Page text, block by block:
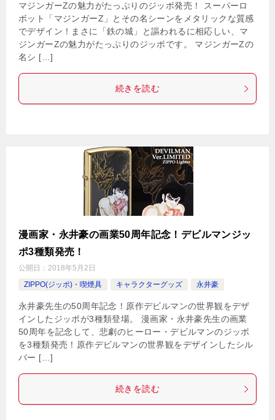
マジンガーZの魅力がたっぷりのジッポ発売！ スーパーロ
ボット「マジンガーZ」とその名シーンをメタリックな質感
でデザイン！まさに「鉄の城」と謳われるに相応しい、マ
ジンガーZの魅力がたっぷりのジッポです。 マジンガーZの
名シ […]
続きを読む
漫画家・永井豪の画業50周年記念！デビルマンジッ
ポ3種類発売！
公開日： 2018年5月2日
ZIPPO(ジッポ)・喫煙具
キャラクターグッズ 永井豪
永井豪先生の50周年記念！原作デビルマンの世界観をデザ
インしたジッポが3種類登場。 漫画家・永井豪先生の画業
50周年を記念して、悲劇のヒーロー・デビルマンのジッポ
を3種類発売！原作デビルマンの世界観をデザインしたシル
バー […]
続きを読む